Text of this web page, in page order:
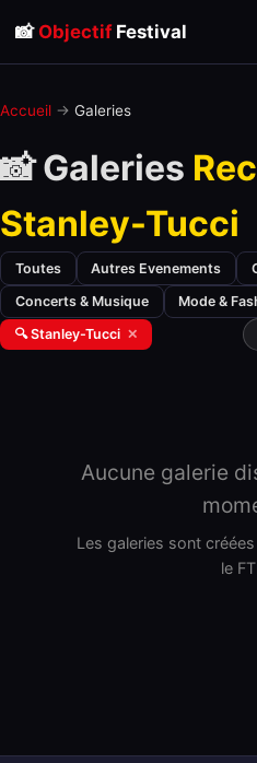
📸 ObjectifFestival
Accueil → Galeries
📸 Galeries
Stanley-Tucci
Toutes Autres Evenements
Concerts & Musique Mode &
🔍 Stanley-Tucci ✕
Aucune galerie
Les galeries sont
le